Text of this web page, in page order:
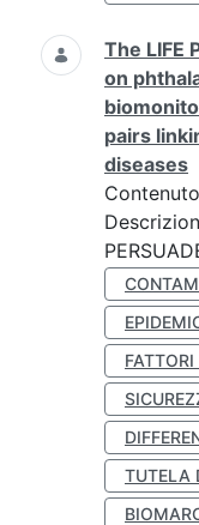
The LIFE
on
pairs
diseases
TUTELA